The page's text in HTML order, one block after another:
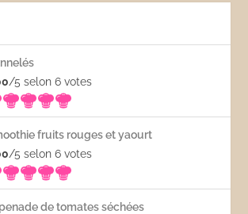
/5 selon 6votes
fruits rouges et yaourt
/5 selon 6votes
de tomates séchées